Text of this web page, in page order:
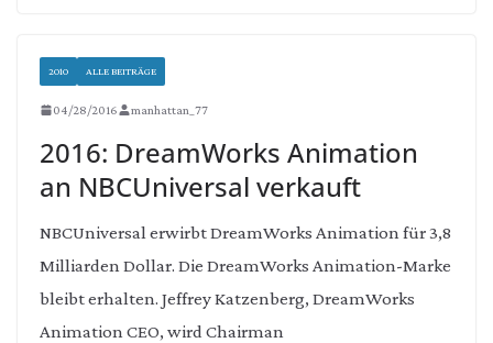
2010 ALLE BEITRÄGE
04/28/2016 manhattan_77
2016: DreamWorks Animation
an NBCUniversal verkauft
NBCUniversal erwirbt DreamWorks Animation für 3,8
Milliarden Dollar. Die DreamWorks Animation-Marke
bleibt erhalten. Jeffrey Katzenberg, DreamWorks
Animation CEO, wird Chairman